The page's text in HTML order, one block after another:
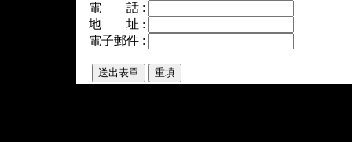
電 話 :
地 址 :
電子郵件 :